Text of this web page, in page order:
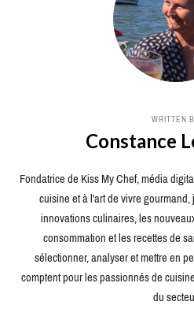
WRITTEN
Constance
Fondatrice de Kiss My Chef, média
cuisine et à l'art de vivre
innovations culinaires, les
consommation et les recettes de
sélectionner, analyser et mettre en
comptent pour les passionnés de
du